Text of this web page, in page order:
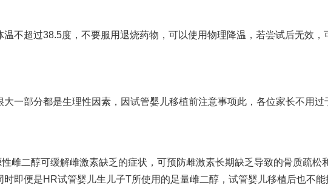
温不超过38.5度，不要服用退烧药物，可以使用物理降温，若尝试后无效，
一部分都是生理性因素，因试管婴儿移植前注意事项此，各位家长不用过
雌二醇可缓解雌激素缺乏的症状，可预防雌激素长期缺乏导致的骨质疏松
时即便是HR试管婴儿生儿子T所使用的足量雌二醇， 试管婴儿移植后也不能